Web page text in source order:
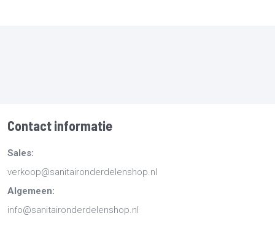
Contact informatie
Sales:
verkoop@sanitaironderdelenshop.nl
Algemeen:
info@sanitaironderdelenshop.nl